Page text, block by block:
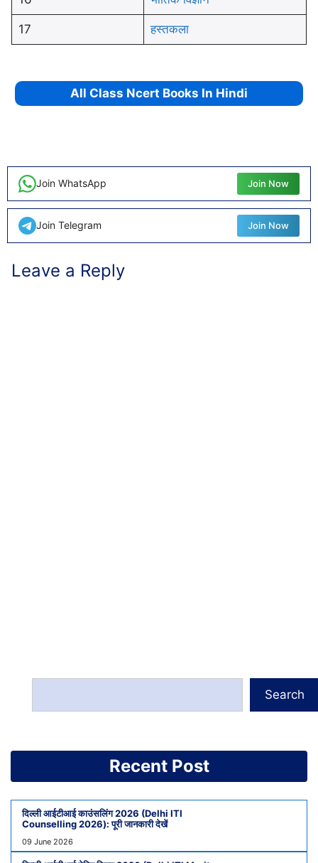
17 हस्तकला
All Class Ncert Books In Hindi
Join WhatsApp Join Now
Join Telegram Join Now
Leave a Reply
Search
Recent Post
दिल्ली आईटीआई काउंसलिंग 2026 (Delhi ITI
Counselling 2026): पूरी जानकारी देखें
09 June 2026